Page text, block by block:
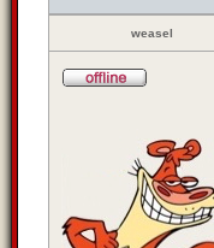
weasel